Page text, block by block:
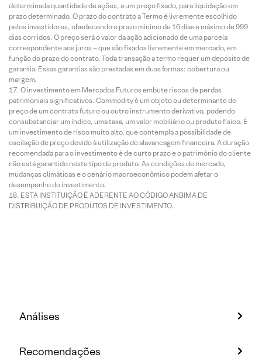
determinada quantidade de ações, a um preço fixado, para liquidação em
prazo determinado. O prazo do contrato a Termo é livremente escolhido
pelos investidores, obedecendo o prazo mínimo de 16 dias e máximo de 999
dias corridos. O preço será o valor da ação adicionado de uma parcela
correspondente aos juros – que são fixados livremente em mercado, em
função do prazo do contrato. Toda transação a termo requer um depósito de
garantia. Essas garantias são prestadas em duas formas: cobertura ou
margem.
O investimento em Mercados Futuros embute riscos de perdas
patrimoniais significativos. Commodity é um objeto ou determinante de
preço de um contrato futuro ou outro instrumento derivativo, podendo
consubstanciar um índice, uma taxa, um valor mobiliário ou produto físico. É
um investimento de risco muito alto, que contempla a possibilidade de
oscilação de preço devido à utilização de alavancagem financeira. A duração
recomendada para o investimento é de curto prazo e o patrimônio do cliente
não está garantido neste tipo de produto. As condições de mercado,
mudanças climáticas e o cenário macroeconômico podem afetar o
desempenho do investimento.
ESTA INSTITUIÇÃO É ADERENTE AO CÓDIGO ANBIMA DE
DISTRIBUIÇÃO DE PRODUTOS DE INVESTIMENTO.
Análises
Recomendações